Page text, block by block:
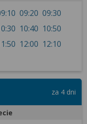
09:20 09:30
10:40 10:50
12:00 12:10
za 4 dni
serwisie